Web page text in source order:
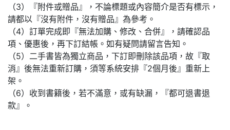
（3）『附件或贈品』，不論標題或內容簡介是否有標示，
請都以『沒有附件，沒有贈品』為參考。
（4）訂單完成即『無法加購、修改、合併』，請確認品
項、優惠後，再下訂結帳。如有疑問請留言告知。
（5）二手書皆為獨立商品，下訂即刪除該品項，故『取
消』後無法重新訂購，須等系統安排『2個月後』重新上
架。
（6）收到書籍後，若不滿意，或有缺漏，『都可退書退
款』。